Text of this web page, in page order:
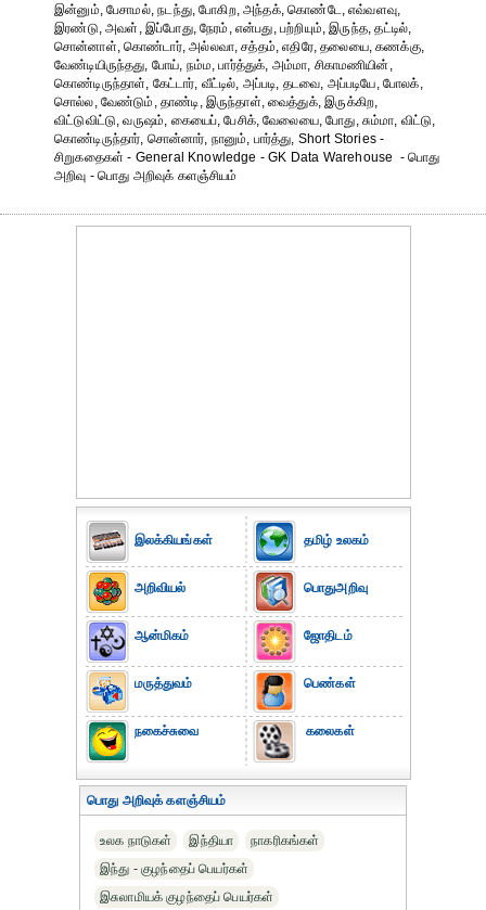
இன்னும், பேசாமல், நடந்து, போகிற, அந்தக், கொண்டே, எவ்வளவு,
இரண்டு, அவள், இப்போது, நேரம், என்பது, பற்றியும், இருந்த, தட்டில்,
சொன்னாள், கொண்டார், அல்லவா, சத்தம், எதிரே, தலையை, கணக்கு,
வேண்டியிருந்தது, போய், நம்ம, பார்த்துக், அம்மா, சிகாமணியின்,
கொண்டிருந்தாள், கேட்டார், வீட்டில், அப்படி, தடவை, அப்படியே, போலக்,
சொல்ல, வேண்டும், தாண்டி, இருந்தாள், வைத்துக், இருக்கிற,
விட்டுவிட்டு, வருஷம், கையைப், பேசிக், வேலையை, போது, சும்மா, விட்டு,
கொண்டிருந்தார், சொன்னார், நானும், பார்த்து, Short Stories -
சிறுகதைகள் - General Knowledge - GK Data Warehouse - பொது
அறிவு - பொது அறிவுக் களஞ்சியம்
இலக்கியங்கள்
அறிவியல்
ஆன்மிகம்
மருத்துவம்
நகைச்சுவை
தமிழ் உலகம்
பொதுஅறிவு
ஜோதிடம்
பெண்கள்
கலைகள்
பொது அறிவுக் களஞ்சியம்
உலக நாடுகள் இந்தியா
நாகரிகங்கள்
இந்து - குழந்தைப் பெயர்கள்
இசுலாமியக் குழந்தைப் பெயர்கள்